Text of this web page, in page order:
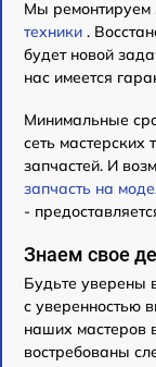
Мы
техники .
будет новой
нас имеется
Минимальные
сеть мастерских
запчастей. И
запчасть на
-
Знаем свое
Будьте уверены
с уверенностью
наших мастеров
востребованы